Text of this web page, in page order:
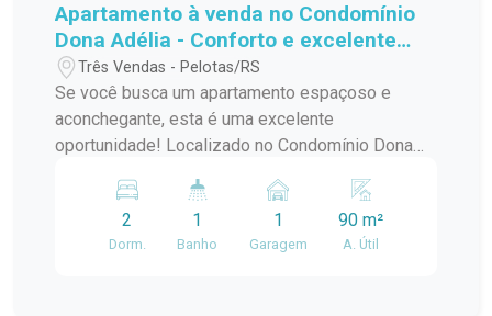
Apartamento à venda no Condomínio
Dona Adélia - Conforto e excelente
localização!
Três Vendas - Pelotas/RS
Se você busca um apartamento espaçoso e
aconchegante, esta é uma excelente
oportunidade! Localizado no Condomínio Dona
privativa, oferecendo ambientes amplos e bem
distribuídos para proporcionar mais conforto no
dia a dia. O apartamento dispõe de: 2 dormitórios;
2
Dorm.
1
Banho
1
Garagem
90 m²
A. Útil